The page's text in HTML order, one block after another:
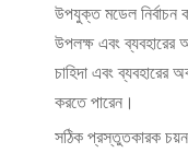
উপযুক্ত মডেল নির্বাচন
উপলক্ষ এবং ব্যবহারের
চাহিদা এবং ব্যবহারের
করতে পারেন।
সঠিক প্রস্তুতকারক